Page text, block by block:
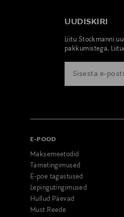
UUDISKIRI
Liitu Stockmanni
pakkumistega.
E-POOD
Maksemeetodid
Tarnetingimused
E-poe tagastused
Lepingutingimused
Hullud Päevad
Must Reede